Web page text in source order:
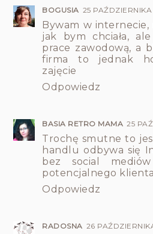
BOGUSIA 25 PAŹDZIERNIKA
Bywam w
jak bym chciała,
prace zawodową, a
firma to jednak
zajęcie
Odpowiedz
BASIA RETRO MAMA 25
Trochę smutne to
handlu odbywa się
bez social
potencjalnego
Odpowiedz
RADOSNA 26